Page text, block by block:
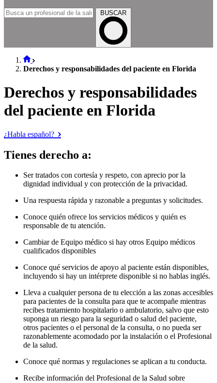
BUSCAR
Derechos y responsabilidades del paciente en Florida
Derechos y responsabilidades
del paciente en Florida
¿Habla español?
Tienes derecho a:
Ser tratados con cortesía y respeto, con aprecio por la
dignidad individual y con protección de la privacidad.
Una respuesta rápida y razonable a preguntas y solicitudes.
Conoce quién ofrece los servicios médicos y quién es
responsable de tu atención.
Cambiar de Equipo médico si hay otros Equipo médicos
cualificados disponibles
Conoce qué servicios de apoyo al paciente están disponibles,
incluyendo si hay un intérprete disponible si no hablas inglés.
Lleva a cualquier persona de tu elección a las zonas accesibles
para pacientes de la consulta para que te acompañe mientras
recibes tratamiento hospitalario o ambulatorio, salvo que esto
suponga un riesgo para la seguridad o salud del paciente,
otros pacientes o el personal de la consulta, o no pueda ser
razonablemente acomodado por la instalación o el Profesional
de la salud.
Conoce qué normas y regulaciones se aplican a tu conducta.
Recibe información del Profesional de la Salud sobre